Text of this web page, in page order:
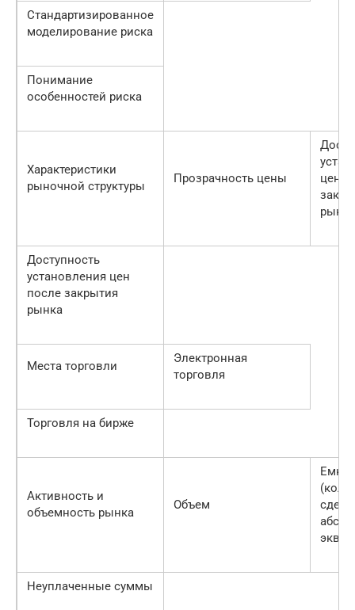
Стандартизированное
моделирование риска
Понимание
особенностей риска
Характеристики
рыночной структуры
Прозрачность цены
цен
рынка
Доступность
установления цен
после закрытия
рынка
Места торговли
Электронная
торговля
Торговля на бирже
Активность и
объемность рынка
Объем
Неуплаченные суммы